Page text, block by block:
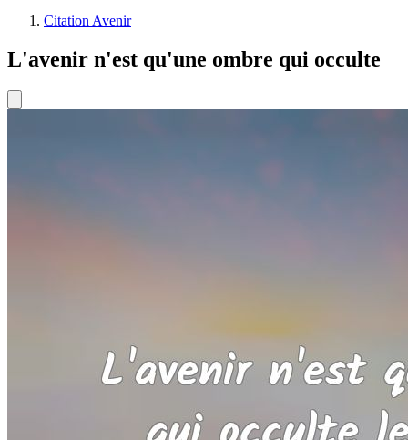
Citation Avenir
L'avenir n'est qu'une ombre qui occulte